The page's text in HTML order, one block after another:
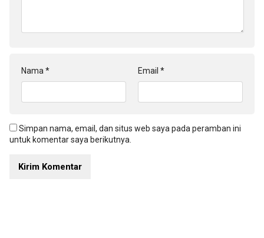
Nama * Email *
Simpan nama, email, dan situs web saya pada peramban ini
untuk komentar saya berikutnya.